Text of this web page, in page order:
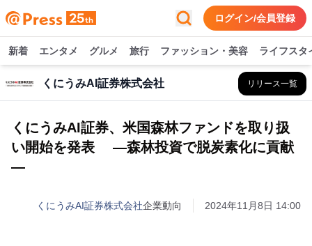
ログイン/会員登録
新着 エンタメ グルメ 旅行 ファッション・美容 ライフスタ
くにうみAI証券株式会社 リリース一覧
くにうみAI証券、米国森林ファンドを取り扱
い開始を発表 ―森林投資で脱炭素化に貢献
―
くにうみAI証券株式会社企業動向 2024年11月8日 14:00